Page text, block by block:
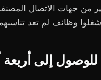
من جهات الاتصال
وظائف لم تعد
إلى أربعة